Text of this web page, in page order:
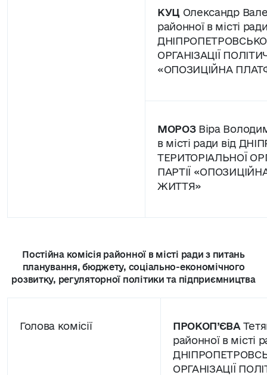
КУЦ Олександр
районної в місті
ОРГАНІЗАЦІЇ
«ОПОЗИЦІЙНА
МОРОЗВіра
в місті ради від
ТЕРИТОРІАЛЬНОЇ
ПАРТІЇ
ЖИТТЯ»
Постійна комісія районної в місті ради з питань
планування, бюджету, соціально-економічного
розвитку, регуляторної політики та підприємництва
Голова комісії ПРОКОП’ЄВА
районної в місті
ОРГАНІЗАЦІЇ